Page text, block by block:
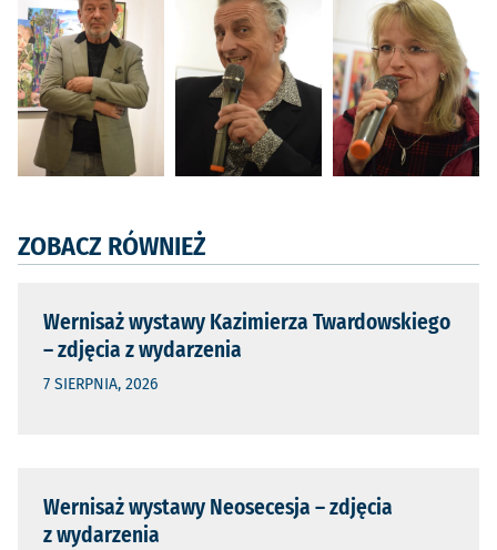
ZOBACZ RÓWNIEŻ
Wernisaż wystawy Kazimierza Twardowskiego
– zdjęcia z wydarzenia
7 SIERPNIA, 2026
Wernisaż wystawy Neosecesja – zdjęcia
z wydarzenia